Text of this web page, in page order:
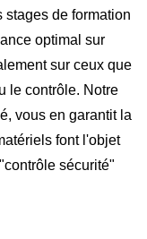
de formation
optimal sur
sur ceux que
le contrôle. Notre
vous en garantit la
font l'objet
sécurité"